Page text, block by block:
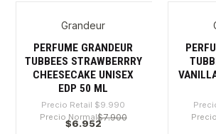
Grandeur
PERFUME GRANDEUR
TUBBEES STRAWBERRRY
CHEESECAKE UNISEX
EDP 50 ML
Precio Retail $9.990
Precio Normal$7.900
$6.952